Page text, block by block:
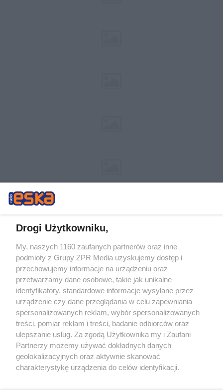
Żaden utwór zamieszczony w serwisie nie może być powielany i
rozpowszechniany lub dalej rozpowszechniany w jakikolwiek sposób (w
tym także elektroniczny lub mechaniczny) na jakimkolwiek polu
eksploatacji w jakiejkolwiek formie, włącznie z umieszczaniem w
Internecie bez pisemnej zgody właściciela praw. Jakiekolwiek użycie lub
wykorzystanie utworów w całości lub w części z naruszeniem prawa,
tzn. bez właściwej zgody, jest zabronione pod groźbą kary i może być
ścigane prawnie.
Drogi Użytkowniku,
My, naszych 1160 zaufanych partnerów oraz inne
podmioty z Grupy ZPR Media uzyskujemy dostęp i
przechowujemy informacje na urządzeniu oraz
przetwarzamy dane osobowe, takie jak unikalne
identyfikatory, standardowe informacje wysyłane przez
urządzenie czy dane przeglądania w celu zapewniania
spersonalizowanych reklam, wybór spersonalizowanych
treści, pomiar reklam i treści, badanie odbiorców oraz
ulepszanie usług. Za zgodą Użytkownika my i Zaufani
Partnerzy możemy używać dokładnych danych
geolokalizacyjnych oraz aktywnie skanować
charakterystykę urządzenia do celów identyfikacji.